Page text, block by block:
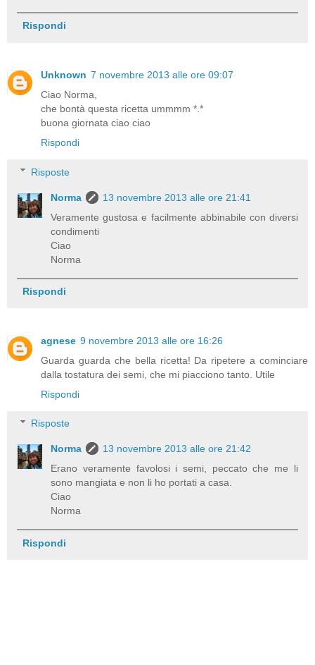
Rispondi
Unknown 7 novembre 2013 alle ore 09:07
Ciao Norma,
che bontà questa ricetta ummmm *.*
buona giornata ciao ciao
Rispondi
Risposte
Norma
13 novembre 2013 alle ore 21:41
Veramente gustosa e facilmente abbinabile con diversi
condimenti
Ciao
Norma
Rispondi
agnese 9 novembre 2013 alle ore 16:26
Guarda guarda che bella ricetta! Da ripetere a cominciare
dalla tostatura dei semi, che mi piacciono tanto. Utile
Rispondi
Risposte
Norma
13 novembre 2013 alle ore 21:42
Erano veramente favolosi i semi, peccato che me li
sono mangiata e non li ho portati a casa.
Ciao
Norma
Rispondi